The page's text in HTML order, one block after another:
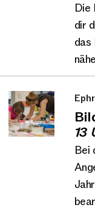
Die
dir
das
13
Bei